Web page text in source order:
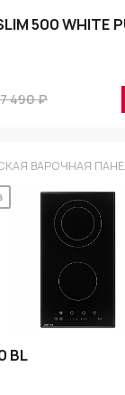
500 WHITE
7 490 ₽
ВАРОЧНАЯ
BL